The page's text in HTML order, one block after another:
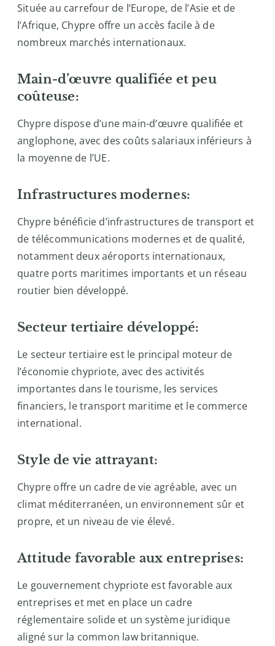
Située au carrefour de l’Europe, de l’Asie et de
l’Afrique, Chypre offre un accès facile à de
nombreux marchés internationaux.
Main-d’œuvre qualifiée et peu
coûteuse:
Chypre dispose d’une main-d’œuvre qualifiée et
anglophone, avec des coûts salariaux inférieurs à
la moyenne de l’UE.
Infrastructures modernes:
Chypre bénéficie d’infrastructures de transport et
de télécommunications modernes et de qualité,
notamment deux aéroports internationaux,
quatre ports maritimes importants et un réseau
routier bien développé.
Secteur tertiaire développé:
Le secteur tertiaire est le principal moteur de
l’économie chypriote, avec des activités
importantes dans le tourisme, les services
financiers, le transport maritime et le commerce
international.
Style de vie attrayant:
Chypre offre un cadre de vie agréable, avec un
climat méditerranéen, un environnement sûr et
propre, et un niveau de vie élevé.
Attitude favorable aux entreprises:
Le gouvernement chypriote est favorable aux
entreprises et met en place un cadre
réglementaire solide et un système juridique
aligné sur la common law britannique.